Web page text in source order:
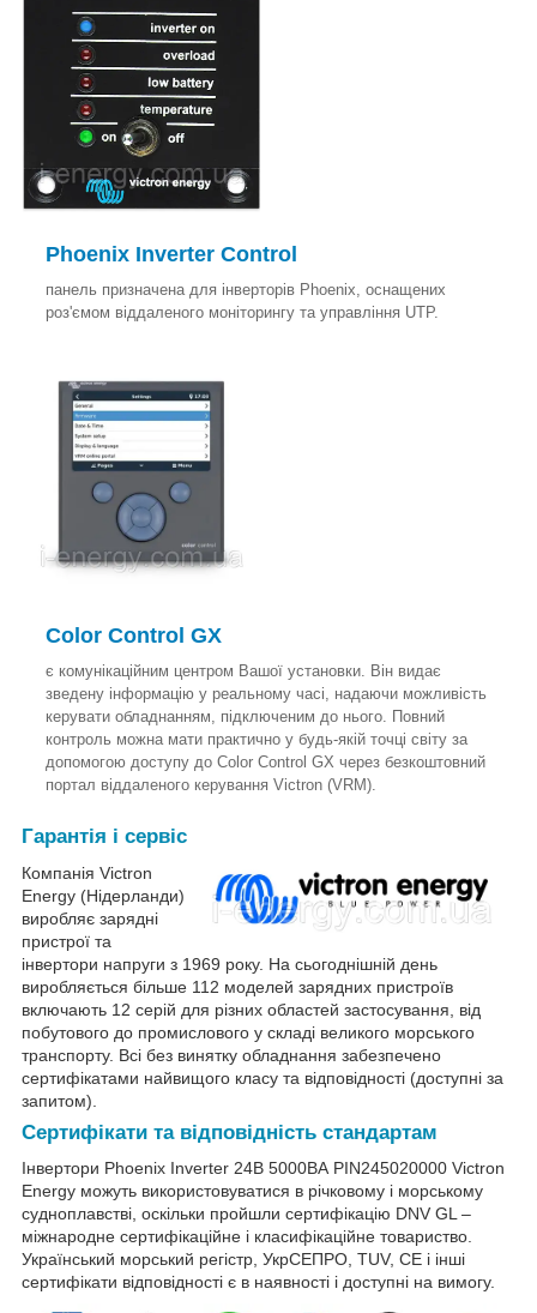
Phoenix Inverter Control
панель призначена для інверторів Phoenix, оснащених
роз'ємом віддаленого моніторингу та управління UTP.
Color Control GX
є комунікаційним центром Вашої установки. Він видає
зведену інформацію у реальному часі, надаючи можливість
керувати обладнанням, підключеним до нього. Повний
контроль можна мати практично у будь-якій точці світу за
допомогою доступу до Color Control GX через безкоштовний
портал віддаленого керування Victron (VRM).
Гарантія і сервіс
Компанія Victron
Energy (Нідерланди)
виробляє зарядні
пристрої та
інвертори напруги з 1969 року. На сьогоднішній день
виробляється більше 112 моделей зарядних пристроїв
включають 12 серій для різних областей застосування, від
побутового до промислового у складі великого морського
транспорту. Всі без винятку обладнання забезпечено
сертифікатами найвищого класу та відповідності (доступні за
запитом).
Сертифікати та відповідність стандартам
Інвертори Phoenix Inverter 24В 5000ВА PIN245020000 Victron
Energy можуть використовуватися в річковому і морському
судноплавстві, оскільки пройшли сертифікацію DNV GL –
міжнародне сертифікаційне і класифікаційне товариство.
Український морський регістр, УкрСЕПРО, TUV, CE і інші
сертифікати відповідності є в наявності і доступні на вимогу.